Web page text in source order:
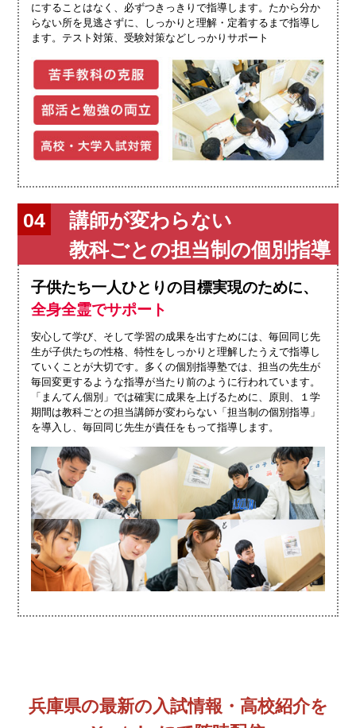
にすることはなく、必ずつきっきりで指導します。たから分か
らない所を見逃さずに、しっかりと理解・定着するまで指導し
ます。テスト対策、受験対策などしっかりサポート
講師が変わらない
教科ごとの担当制の個別指導
子供たち一人ひとりの目標実現のために、
全身全霊でサポート
安心して学び、そして学習の成果を出すためには、毎回同じ先
生が子供たちの性格、特性をしっかりと理解したうえで指導し
ていくことが大切です。多くの個別指導塾では、担当の先生が
毎回変更するような指導が当たり前のように行われています。
「まんてん個別」では確実に成果を上げるために、原則、１学
期間は教科ごとの担当講師が変わらない「担当制の個別指導」
を導入し、毎回同じ先生が責任をもって指導します。
兵庫県の最新の入試情報・高校紹介を